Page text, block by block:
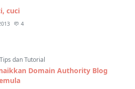
cuci
4
Tips dan Tutorial
Domain Authority Blog